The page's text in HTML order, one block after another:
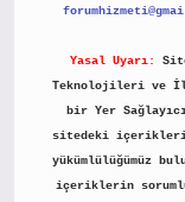
Yasal Uyarı:
Teknolojileri ve
bir Yer
sitedeki içerikleri
yükümlülüğümüz
içeriklerin